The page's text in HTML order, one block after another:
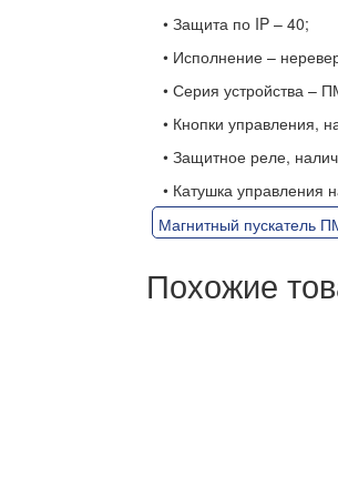
• Защита по IP – 40;
• Исполнение –
• Серия устройства –
• Кнопки управления,
• Защитное реле,
• Катушка управления
Магнитный пускатель
Похожие